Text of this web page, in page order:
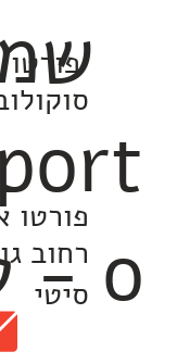
פורטו
סוקולוב 93, רמת
פורטו
סיטי o -